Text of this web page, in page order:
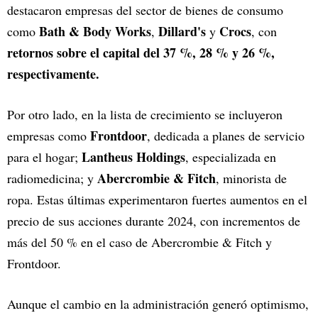
destacaron empresas del sector de bienes de consumo
como Bath & Body Works, Dillard's y Crocs, con
retornos sobre el capital del 37 %, 28 % y 26 %,
respectivamente.
Por otro lado, en la lista de crecimiento se incluyeron
empresas como Frontdoor, dedicada a planes de servicio
para el hogar; Lantheus Holdings, especializada en
radiomedicina; y Abercrombie & Fitch, minorista de
ropa. Estas últimas experimentaron fuertes aumentos en el
precio de sus acciones durante 2024, con incrementos de
más del 50 % en el caso de Abercrombie & Fitch y
Frontdoor.
Aunque el cambio en la administración generó optimismo,